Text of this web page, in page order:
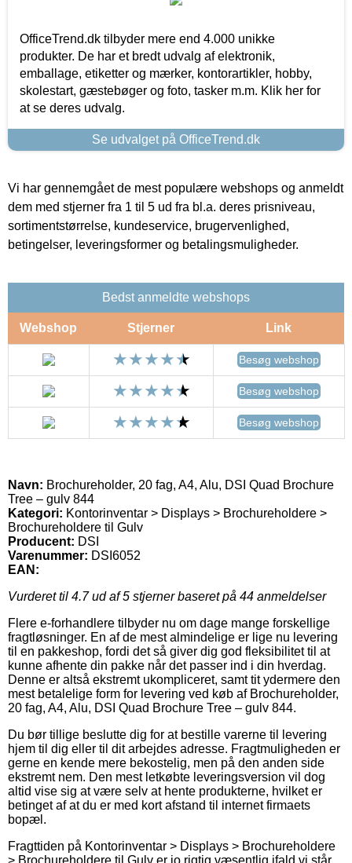
OfficeTrend.dk tilbyder mere end 4.000 unikke
produkter. De har et bredt udvalg af elektronik,
emballage, etiketter og mærker, kontorartikler, hobby,
skolestart, gæstebøger og foto, tasker m.m. Klik her for
at se deres udvalg.
Se udvalget på OfficeTrend.dk
Vi har gennemgået de mest populære webshops og anmeldt
dem med stjerner fra 1 til 5 ud fra bl.a. deres prisniveau,
sortimentstørrelse, kundeservice, brugervenlighed,
betingelser, leveringsformer og betalingsmuligheder.
Bedst anmeldte webshops
Webshop Stjerner Link
Besøg webshop
Besøg webshop
Besøg webshop
Navn: Brochureholder, 20 fag, A4, Alu, DSI Quad Brochure
Tree – gulv 844
Kategori: Kontorinventar > Displays > Brochureholdere >
Brochureholdere til Gulv
Producent: DSI
Varenummer: DSI6052
EAN:
Vurderet til 4.7ud af 5 stjerner baseret på 44 anmeldelser
Flere e-forhandlere tilbyder nu om dage mange forskellige
fragtløsninger. En af de mest almindelige er lige nu levering
til en pakkeshop, fordi det så giver dig god fleksibilitet til at
kunne afhente din pakke når det passer ind i din hverdag.
Denne er altså ekstremt ukompliceret, samt tit ydermere den
mest betalelige form for levering ved køb af Brochureholder,
20 fag, A4, Alu, DSI Quad Brochure Tree – gulv 844.
Du bør tillige beslutte dig for at bestille varerne til levering
hjem til dig eller til dit arbejdes adresse. Fragtmuligheden er
gerne en kende mere bekostelig, men på den anden side
ekstremt nem. Den mest letkøbte leveringsversion vil dog
altid vise sig at være selv at hente produkterne, hvilket er
betinget af at du er med kort afstand til internet firmaets
bopæl.
Fragttiden på Kontorinventar > Displays > Brochureholdere
> Brochureholdere til Gulv er jo rigtig væsentlig ifald vi står